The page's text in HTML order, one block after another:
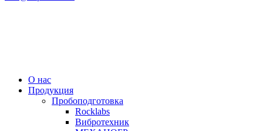
О нас
Продукция
Пробоподготовка
Rocklabs
Вибротехник